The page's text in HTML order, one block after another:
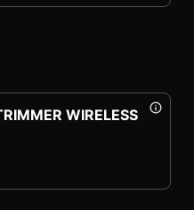
WIRELESS